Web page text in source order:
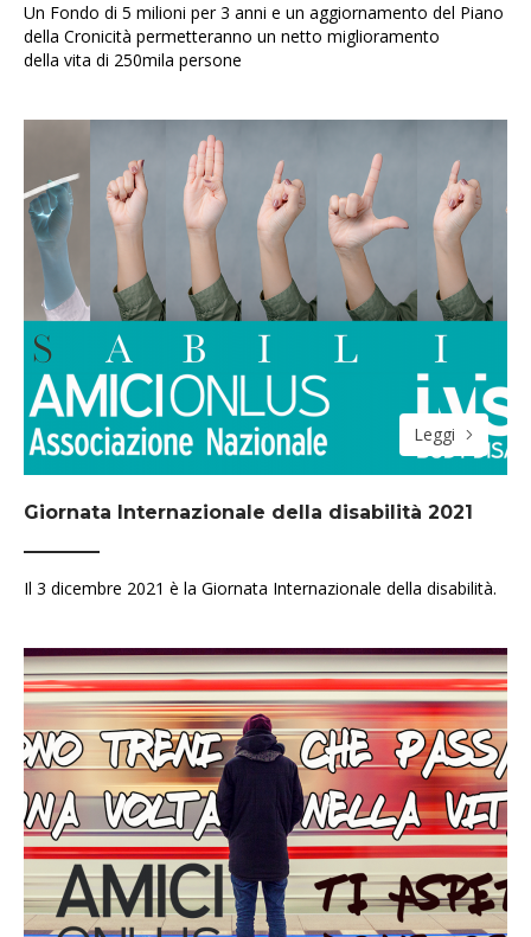
Un Fondo di 5 milioni per 3 anni e un aggiornamento del Piano
della Cronicità permetteranno un netto miglioramento
della vita di 250mila persone
Leggi
Giornata Internazionale della disabilità 2021
Il 3 dicembre 2021 è la Giornata Internazionale della disabilità.